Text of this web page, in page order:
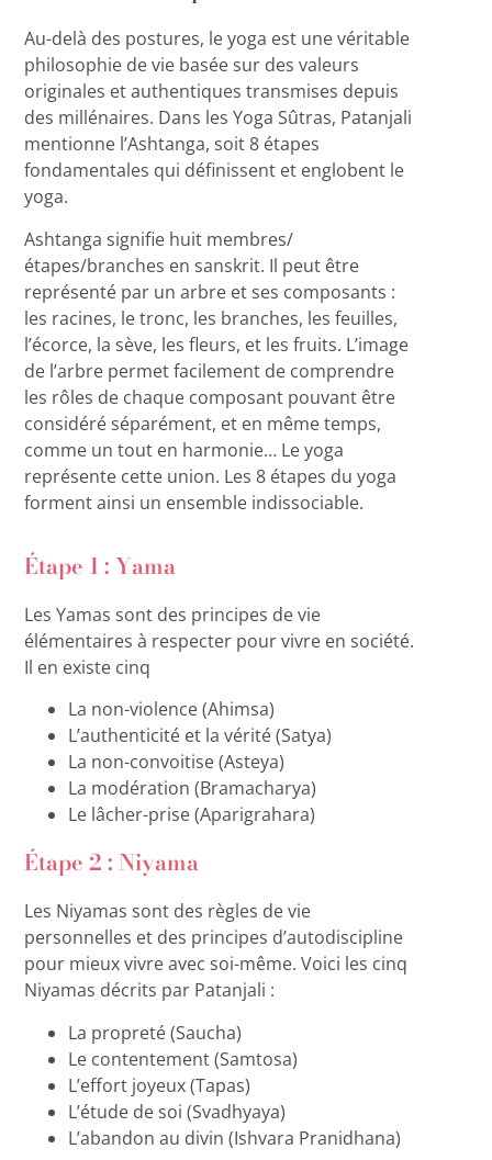
Au-delà des postures, le yoga est une véritable
philosophie de vie basée sur des valeurs
originales et authentiques transmises depuis
des millénaires. Dans les Yoga Sûtras, Patanjali
mentionne l’Ashtanga, soit 8 étapes
fondamentales qui définissent et englobent le
yoga.
Ashtanga signifie huit membres/
étapes/branches en sanskrit. Il peut être
représenté par un arbre et ses composants :
les racines, le tronc, les branches, les feuilles,
l’écorce, la sève, les fleurs, et les fruits. L’image
de l’arbre permet facilement de comprendre
les rôles de chaque composant pouvant être
considéré séparément, et en même temps,
comme un tout en harmonie… Le yoga
représente cette union. Les 8 étapes du yoga
forment ainsi un ensemble indissociable.
Étape 1 : Yama
Les Yamas sont des principes de vie
élémentaires à respecter pour vivre en société.
Il en existe cinq
La non-violence (Ahimsa)
L’authenticité et la vérité (Satya)
La non-convoitise (Asteya)
La modération (Bramacharya)
Le lâcher-prise (Aparigrahara)
Étape 2 : Niyama
Les Niyamas sont des règles de vie
personnelles et des principes d’autodiscipline
pour mieux vivre avec soi-même. Voici les cinq
Niyamas décrits par Patanjali :
La propreté (Saucha)
Le contentement (Samtosa)
L’effort joyeux (Tapas)
L’étude de soi (Svadhyaya)
L’abandon au divin (Ishvara Pranidhana)